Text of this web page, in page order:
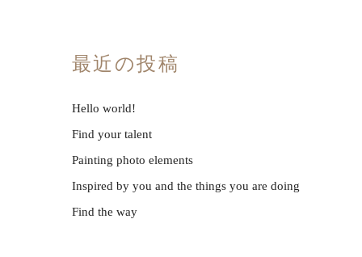
最近の投稿
Hello world!
Find your talent
Painting photo elements
Inspired by you and the things you are doing
Find the way